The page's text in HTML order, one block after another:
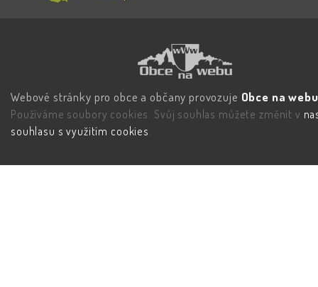
Webové stránky pro obce a občany provozuje Obce na
Používáme soubory cookies. Svůj souhlas můžete změnit v
souhlasu s využitím cookies